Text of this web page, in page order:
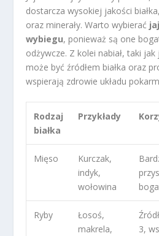
dostarcza wysokiej jakości
oraz minerały. Warto wybierać
wybiegu, ponieważ są one
odżywcze. Z kolei nabiał, taki
może być źródłem białka oraz
wspierają zdrowie układu
Rodzaj
białka
Przykłady
Mięso
Kurczak,
indyk,
wołowina
Ryby
Łosoś,
makrela,
3,